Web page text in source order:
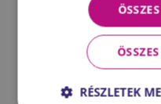
rosszindulatú
magától törli
Mindezek után
képességeiRÉSZLETEK